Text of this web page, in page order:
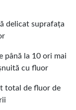
delicat suprafața
până la 10 ori mai
cu fluor
total de fluor de